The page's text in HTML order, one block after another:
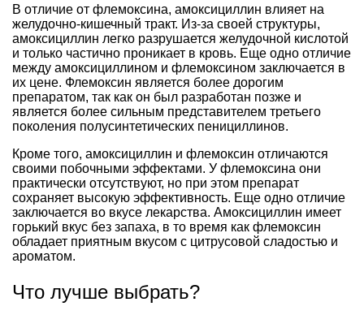
В отличие от флемоксина, амоксициллин влияет на
желудочно-кишечный тракт. Из-за своей структуры,
амоксициллин легко разрушается желудочной кислотой
и только частично проникает в кровь. Еще одно отличие
между амоксициллином и флемоксином заключается в
их цене. Флемоксин является более дорогим
препаратом, так как он был разработан позже и
является более сильным представителем третьего
поколения полусинтетических пенициллинов.
Кроме того, амоксициллин и флемоксин отличаются
своими побочными эффектами. У флемоксина они
практически отсутствуют, но при этом препарат
сохраняет высокую эффективность. Еще одно отличие
заключается во вкусе лекарства. Амоксициллин имеет
горький вкус без запаха, в то время как флемоксин
обладает приятным вкусом с цитрусовой сладостью и
ароматом.
Что лучше выбрать?